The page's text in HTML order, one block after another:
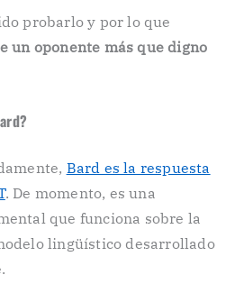
probarlo y por lo que
un oponente más que digno
Bard es la respuesta
. De momento, es una
que funciona sobre la
lingüístico desarrollado